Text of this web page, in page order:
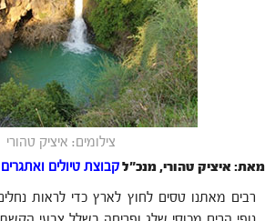
צילומים: איציק טהורי
מאת: איציק טהורי, מנכ"לקבוצת טיולים ואתגרים
רבים מאתנו טסים לחוץ לארץ כדי לראות